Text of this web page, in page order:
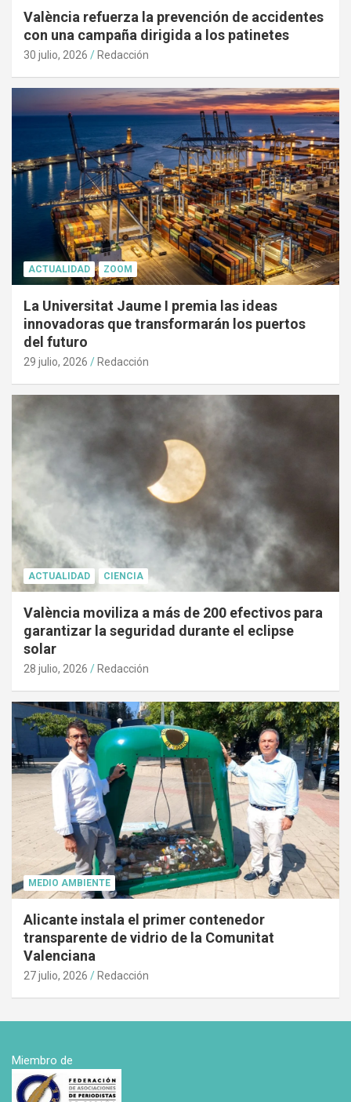
València refuerza la prevención de accidentes
con una campaña dirigida a los patinetes
30 julio, 2026 Redacción
ACTUALIDAD ZOOM
La Universitat Jaume I premia las ideas
innovadoras que transformarán los puertos
del futuro
29 julio, 2026 Redacción
ACTUALIDAD CIENCIA
València moviliza a más de 200 efectivos para
garantizar la seguridad durante el eclipse
solar
28 julio, 2026 Redacción
MEDIO AMBIENTE
Alicante instala el primer contenedor
transparente de vidrio de la Comunitat
Valenciana
27 julio, 2026 Redacción
Miembro de